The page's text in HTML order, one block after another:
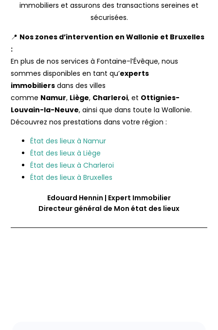
immobiliers et assurons des transactions sereines et
sécurisées.
📍 Nos zones d’intervention en Wallonie et Bruxelles
:
En plus de nos services à Fontaine-l’Évêque, nous
sommes disponibles en tant qu’experts
immobiliers dans des villes
comme Namur, Liège, Charleroi, et Ottignies-
Louvain-la-Neuve, ainsi que dans toute la Wallonie.
Découvrez nos prestations dans votre région :
État des lieux à Namur
État des lieux à Liège
État des lieux à Charleroi
État des lieux à Bruxelles
Edouard Hennin | Expert Immobilier
Directeur général de Mon état des lieux